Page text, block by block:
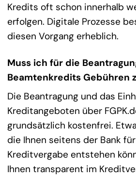
Kredits oft schon innerhalb
erfolgen. Digitale Prozesse
diesen Vorgang erheblich.
Muss ich für die
Beamtenkredits Gebühren
Die Beantragung und das
Kreditangeboten über
grundsätzlich kostenfrei.
die Ihnen seitens der Bank
Kreditvergabe entstehen
Ihnen transparent im